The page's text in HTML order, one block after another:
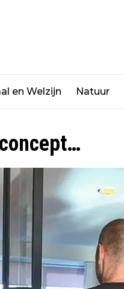
en Welzijn Natuur